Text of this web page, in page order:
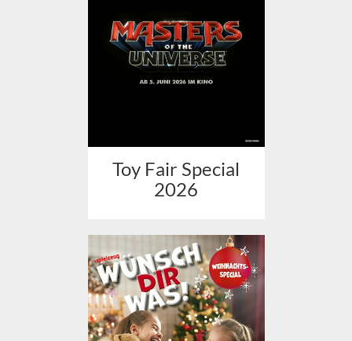
Toy Fair Special
2026